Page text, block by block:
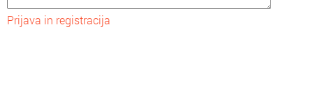
Prijava in registracija